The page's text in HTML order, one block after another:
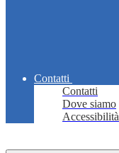
Contatti
Contatti
Dove siamo
Accessibilità